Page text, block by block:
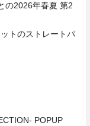
の2026年春夏 第2
トのストレートパ
POPUP